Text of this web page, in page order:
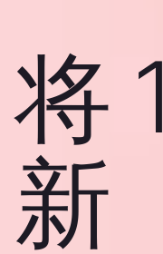
将 1
新